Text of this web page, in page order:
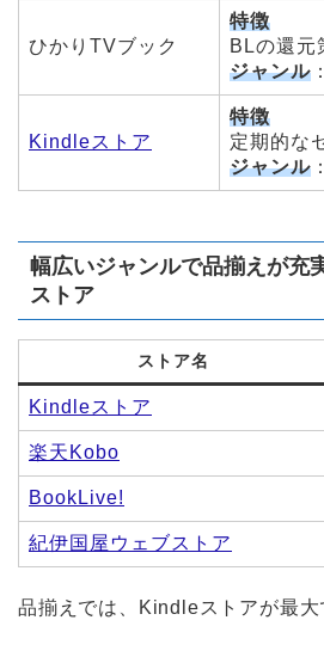
ひかりTVブック
特徴
BLの還元
ジャンル
Kindleストア
特徴
定期的な
ジャンル
幅広いジャンルで品揃えが充
ストア
ストア名
Kindleストア
楽天Kobo
BookLive!
紀伊国屋ウェブストア
品揃えでは、Kindleストアが最大